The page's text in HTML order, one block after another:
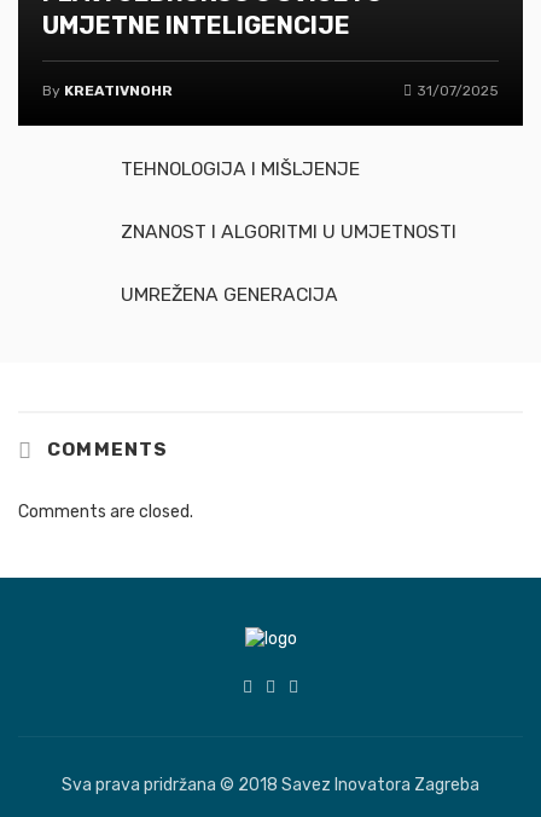
UMJETNE INTELIGENCIJE
By KREATIVNOHR 31/07/2025
TEHNOLOGIJA I MIŠLJENJE
ZNANOST I ALGORITMI U UMJETNOSTI
UMREŽENA GENERACIJA
COMMENTS
Comments are closed.
Sva prava pridržana © 2018 Savez Inovatora Zagreba